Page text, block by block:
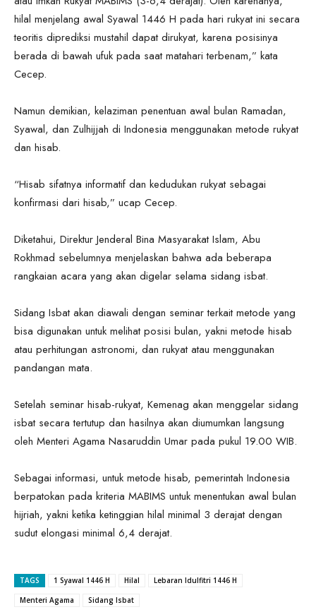
hilal menjelang awal Syawal 1446 H pada hari rukyat ini secara
teoritis diprediksi mustahil dapat dirukyat, karena posisinya
berada di bawah ufuk pada saat matahari terbenam,” kata
Cecep.
Namun demikian, kelaziman penentuan awal bulan Ramadan,
Syawal, dan Zulhijjah di Indonesia menggunakan metode rukyat
dan hisab.
“Hisab sifatnya informatif dan kedudukan rukyat sebagai
konfirmasi dari hisab,” ucap Cecep.
Diketahui, Direktur Jenderal Bina Masyarakat Islam, Abu
Rokhmad sebelumnya menjelaskan bahwa ada beberapa
rangkaian acara yang akan digelar selama sidang isbat.
Sidang Isbat akan diawali dengan seminar terkait metode yang
bisa digunakan untuk melihat posisi bulan, yakni metode hisab
atau perhitungan astronomi, dan rukyat atau menggunakan
pandangan mata.
Setelah seminar hisab-rukyat, Kemenag akan menggelar sidang
isbat secara tertutup dan hasilnya akan diumumkan langsung
oleh Menteri Agama Nasaruddin Umar pada pukul 19.00 WIB.
Sebagai informasi, untuk metode hisab, pemerintah Indonesia
berpatokan pada kriteria MABIMS untuk menentukan awal bulan
hijriah, yakni ketika ketinggian hilal minimal 3 derajat dengan
sudut elongasi minimal 6,4 derajat.
TAGS 1 Syawal 1446 H Hilal
Lebaran Idulfitri 1446 H
Menteri Agama
Sidang Isbat